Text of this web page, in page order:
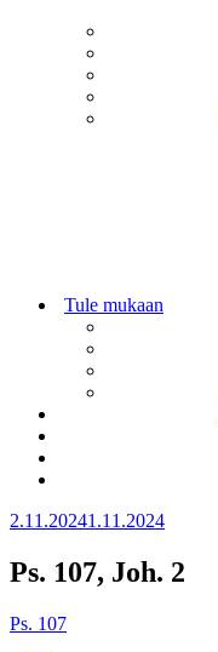
Tule mukaan
Julkaistu
2.11.20241.11.2024
Ps. 107, Joh. 2
Ps. 107